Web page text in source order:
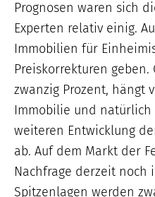
Prognosen waren sich
Experten relativ einig.
Immobilien für
Preiskorrekturen
zwanzig Prozent, hängt
Immobilie und
weiteren Entwicklung
ab. Auf dem Markt der
Nachfrage derzeit noch
Spitzenlagen werden